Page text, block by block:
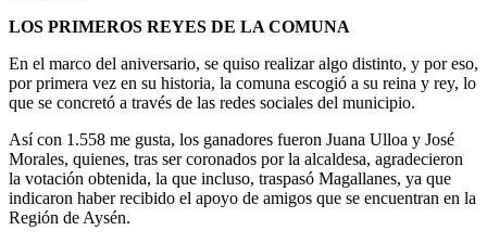
LOS PRIMEROS REYES DE LA COMUNA
En el marco del aniversario, se quiso realizar algo distinto, y por eso,
por primera vez en su historia, la comuna escogió a su reina y rey, lo
que se concretó a través de las redes sociales del municipio.
Así con 1.558 me gusta, los ganadores fueron Juana Ulloa y José
Morales, quienes, tras ser coronados por la alcaldesa, agradecieron
la votación obtenida, la que incluso, traspasó Magallanes, ya que
indicaron haber recibido el apoyo de amigos que se encuentran en la
Región de Aysén.